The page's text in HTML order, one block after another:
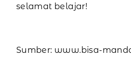
selamat belajar!
Sumber: www.bisa-